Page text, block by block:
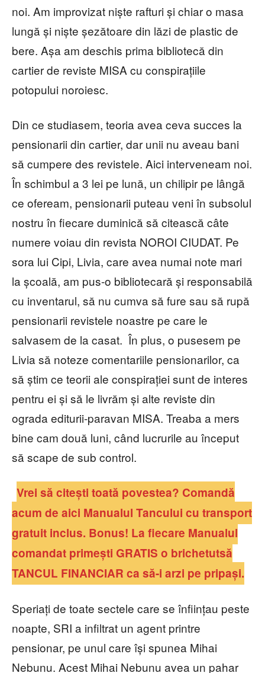
noi. Am improvizat niște rafturi și chiar o masa
lungă și niște șezătoare din lăzi de plastic de
bere. Așa am deschis prima bibliotecă din
cartier de reviste MISA cu conspirațiile
potopului noroiesc.
Din ce studiasem, teoria avea ceva succes la
pensionarii din cartier, dar unii nu aveau bani
să cumpere des revistele. Aici interveneam noi.
În schimbul a 3 lei pe lună, un chilipir pe lângă
ce ofeream, pensionarii puteau veni în subsolul
nostru în fiecare duminică să citească câte
numere voiau din revista NOROI CIUDAT. Pe
sora lui Cipi, Livia, care avea numai note mari
la școală, am pus-o bibliotecară și responsabilă
cu inventarul, să nu cumva să fure sau să rupă
pensionarii revistele noastre pe care le
salvasem de la casat. În plus, o pusesem pe
Livia să noteze comentariile pensionarilor, ca
să știm ce teorii ale conspirației sunt de interes
pentru ei și să le livrăm și alte reviste din
ograda editurii-paravan MISA. Treaba a mers
bine cam două luni, când lucrurile au început
să scape de sub control.
Vrei să citești toată povestea? Comandă
acum de aici Manualul Tancului cu transport
gratuit inclus. Bonus! La fiecare Manualul
comandat primești GRATIS o brichetutsă
TANCUL FINANCIAR ca să-i arzi pe pripași.
Speriați de toate sectele care se înființau peste
noapte, SRI a infiltrat un agent printre
pensionar, pe unul care își spunea Mihai
Nebunu. Acest Mihai Nebunu avea un pahar